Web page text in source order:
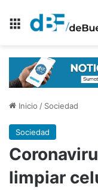
Menú
Inicio / Sociedad
Sociedad
limpiar